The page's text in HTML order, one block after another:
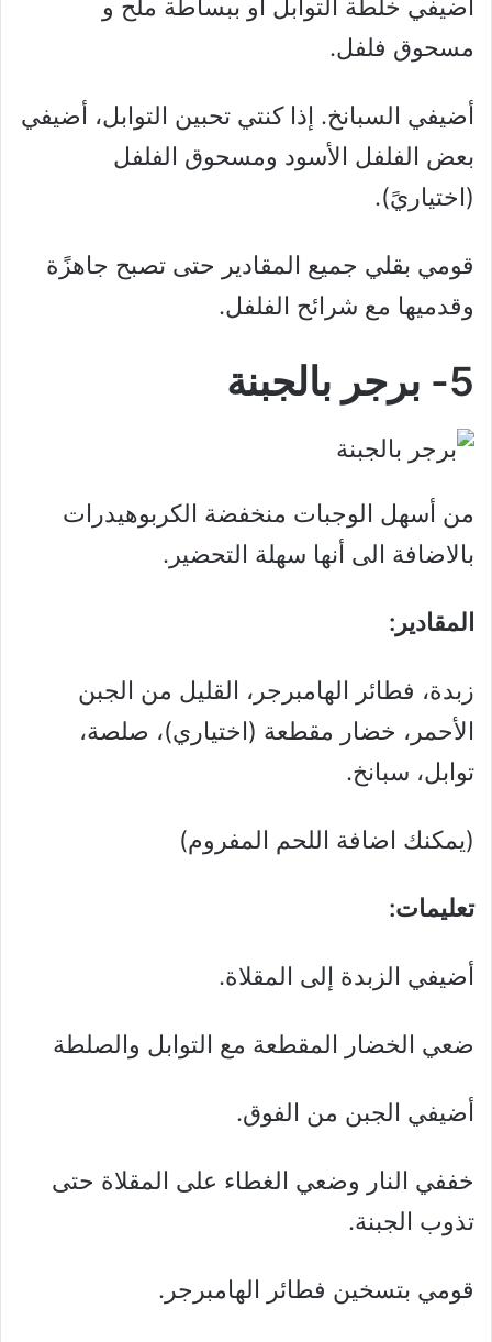
أضيفي خلطة التوابل أو ببساطة ملح و
مسحوق فلفل.
أضيفي السبانخ. إذا كنتي تحبين التوابل، أضيفي
بعض الفلفل الأسود ومسحوق الفلفل
(اختياريً).
قومي بقلي جميع المقادير حتى تصبح جاهزًة
وقدميها مع شرائح الفلفل.
5- برجر بالجبنة
من أسهل الوجبات منخفضة الكربوهيدرات
بالاضافة الى أنها سهلة التحضير.
المقادير:
زبدة، فطائر الهامبرجر، القليل من الجبن
الأحمر، خضار مقطعة (اختياري)، صلصة،
توابل، سبانخ.
(يمكنك اضافة اللحم المفروم)
تعليمات:
أضيفي الزبدة إلى المقلاة.
ضعي الخضار المقطعة مع التوابل والصلطة
أضيفي الجبن من الفوق.
خففي النار وضعي الغطاء على المقلاة حتى
تذوب الجبنة.
قومي بتسخين فطائر الهامبرجر.